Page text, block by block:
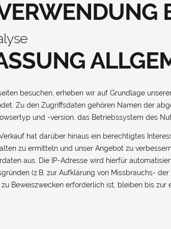
besuchen, erheben wir auf Grundlage
Zu den Zugriffsdaten gehören Namen der
und -version, das Betriebssystem des
hat darüber hinaus ein berechtigtes
zu ermitteln und unser Angebot zu
aus. Die IP-Adresse wird hierfür
(z.B. zur Aufklärung von Missbrauchs-
Beweiszwecken erforderlich ist, bleiben bis